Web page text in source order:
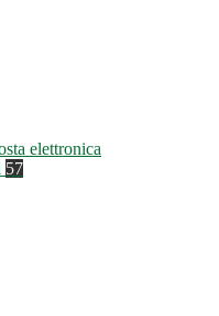
elettronica
57